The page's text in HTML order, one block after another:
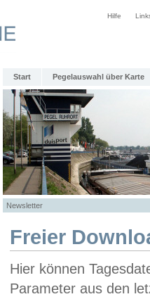
Hilfe
Start Pegelauswahl über Karte
Newsletter
Freier
Hier können
Parameter aus den